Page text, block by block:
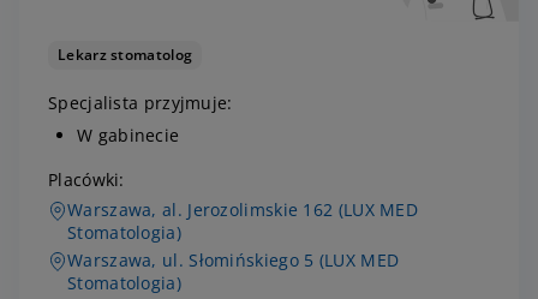
Lekarz stomatolog
Specjalista przyjmuje:
W gabinecie
Placówki:
Warszawa, al. Jerozolimskie 162 (LUX MED
Stomatologia)
Warszawa, ul. Słomińskiego 5 (LUX MED
Stomatologia)